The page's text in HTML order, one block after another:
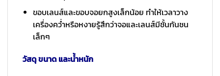
ขอบเลนส์และขอบจอยกสูงเล็กน้อย ทำให้เวลาวาง
เครื่องคว่ำหรือหงายรู้สึกว่าจอและเลนส์มีชั้นกันชน
เล็กๆ
วัสดุ ขนาด และน้ำหนัก